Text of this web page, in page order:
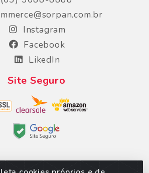
Instagram
Facebook
LikedIn
Site Seguro